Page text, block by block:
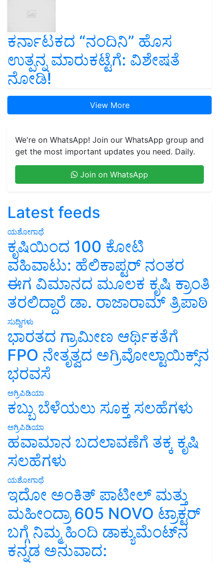
ಕರ್ನಾಟಕದ “ನಂದಿನಿ” ಹೊಸ
ಉತ್ಪನ್ನ ಮಾರುಕಟ್ಟೆಗೆ: ವಿಶೇಷತೆ
ನೋಡಿ!
View More
We're on WhatsApp! Join our WhatsApp group and
get the most important updates you need. Daily.
Join on WhatsApp
Latest feeds
ಯಶೋಗಾಥೆ
ಕೃಷಿಯಿಂದ 100 ಕೋಟಿ
ವಹಿವಾಟು: ಹೆಲಿಕಾಪ್ಟರ್ ನಂತರ
ಈಗ ವಿಮಾನದ ಮೂಲಕ ಕೃಷಿ ಕ್ರಾಂತಿ
ತರಲಿದ್ದಾರೆ ಡಾ. ರಾಜಾರಾಮ್ ತ್ರಿಪಾಠಿ
ಸುದ್ದಿಗಳು
ಭಾರತದ ಗ್ರಾಮೀಣ ಆರ್ಥಿಕತೆಗೆ
FPO ನೇತೃತ್ವದ ಅಗ್ರಿವೋಲ್ಟಾಯಿಕ್ಸ್‌ನ
ಭರವಸೆ
ಅಗ್ರಿಪಿಡಿಯಾ
ಕಬ್ಬು ಬೆಳೆಯಲು ಸೂಕ್ತ ಸಲಹೆಗಳು
ಅಗ್ರಿಪಿಡಿಯಾ
ಹವಾಮಾನ ಬದಲಾವಣೆಗೆ ತಕ್ಕ ಕೃಷಿ
ಸಲಹೆಗಳು
ಯಶೋಗಾಥೆ
ಇದೋ ಅಂಕಿತ್ ಪಾಟೀಲ್ ಮತ್ತು
ಮಹೀಂದ್ರಾ 605 NOVO ಟ್ರಾಕ್ಟರ್
ಬಗ್ಗೆ ನಿಮ್ಮ ಹಿಂದಿ ಡಾಕ್ಯುಮೆಂಟ್‌ನ
ಕನ್ನಡ ಅನುವಾದ: